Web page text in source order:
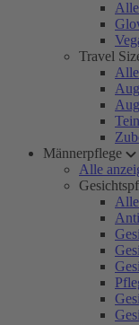
Travel
Männerpflege
Alle